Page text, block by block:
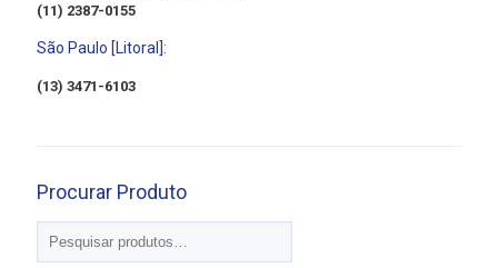
(11) 2387-0155
São Paulo [Litoral]:
(13) 3471-6103
Procurar Produto